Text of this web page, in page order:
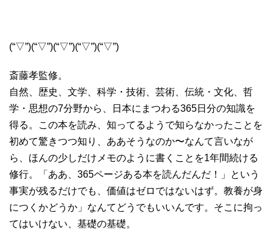
(“▽”)(“▽”)(“▽”)(“▽”)(“▽”)
斎藤孝監修。
自然、歴史、文学、科学・技術、芸術、伝統・文化、哲
学・思想の7分野から、日本にまつわる365日分の知識を
得る。この本を読み、知ってるようで知らなかったことを
初めて驚きつつ知り、ああそうなのか〜なんて言いなが
ら、ほんの少しだけメモのように書くことを1年間続ける
修行。「ああ、365ページある本を読んだんだ！」という
事実が残るだけでも、価値はゼロではないはず。教養が身
につくかどうか」なんてどうでもいいんです。そこに拘っ
てはいけない、基礎の基礎。